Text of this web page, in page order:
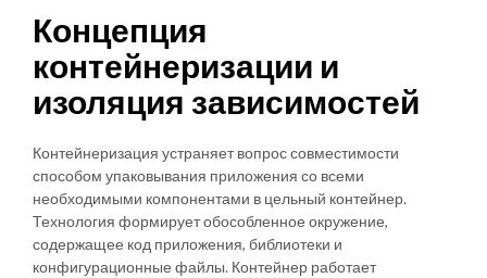
Концепция
контейнеризации и
изоляция зависимостей
Контейнеризация устраняет вопрос совместимости
способом упаковывания приложения со всеми
необходимыми компонентами в цельный контейнер.
Технология формирует обособленное окружение,
содержащее код приложения, библиотеки и
конфигурационные файлы. Контейнер работает